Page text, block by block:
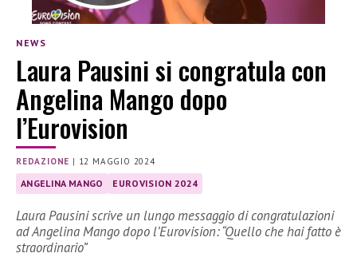
NEWS
Laura Pausini si congratula con
Angelina Mango dopo
l’Eurovision
REDAZIONE | 12 MAGGIO 2024
ANGELINA MANGO EUROVISION 2024
Laura Pausini scrive un lungo messaggio di congratulazioni
ad Angelina Mango dopo l’Eurovision: “Quello che hai fatto è
straordinario”